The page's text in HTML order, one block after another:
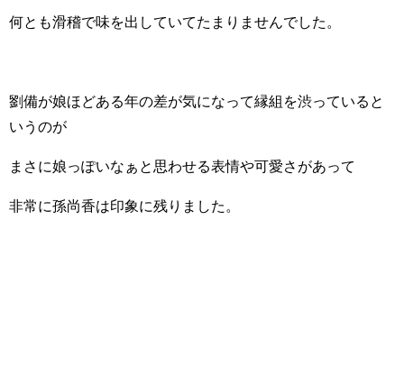
何とも滑稽で味を出していてたまりませんでした。
劉備が娘ほどある年の差が気になって縁組を渋っていると
いうのが
まさに娘っぽいなぁと思わせる表情や可愛さがあって
非常に孫尚香は印象に残りました。